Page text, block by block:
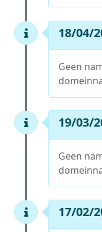
18/04/
Geen
19/03/
Geen
17/02/